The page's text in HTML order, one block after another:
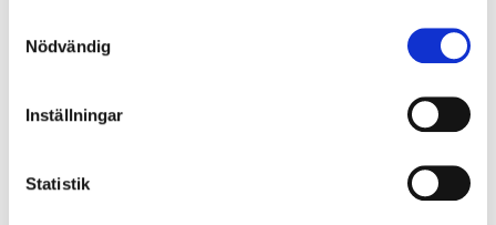
Nödvändig
Inställningar
Statistik
alternativ att överväga.
personlig konsultation alltid bästa startpunkten.
Vill du veta mer?